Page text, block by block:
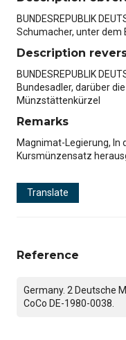
BUNDESREPUBLIK
Schumacher, unter dem
Description
BUNDESREPUBLIK
Bundesadler, darüber
Münzstättenkürzel
Remarks
Magnimat-Legierung, In
Kursmünzensatz
Translate
Reference
Germany. 2 Deutsche
CoCo DE-1980-0038.